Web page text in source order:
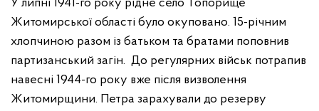
У липні 1941-го року рідне село Топорище
Житомирської області було окуповано. 15-річним
хлопчиною разом із батьком та братами поповнив
партизанський загін. До регулярних військ потрапив
навесні 1944-го року вже після визволення
Житомирщини. Петра зарахували до резерву